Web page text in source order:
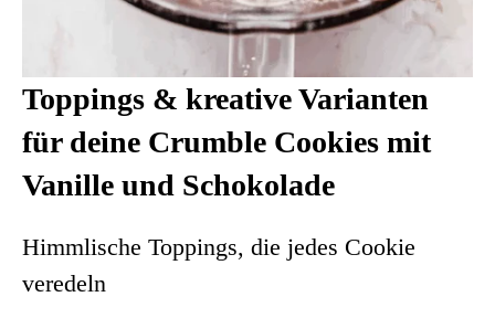
Toppings & kreative Varianten
für deine Crumble Cookies mit
Vanille und Schokolade
Himmlische Toppings, die jedes Cookie
veredeln